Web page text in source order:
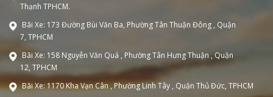
Thạnh TPHCM.
Bãi Xe: 173 Đường Bùi Văn Ba, Phường Tân Thuận Đông , Quận
7, TPHCM
Bãi Xe: 158 Nguyễn Văn Quá , Phường Tân Hưng Thuận , Quận
12, TPHCM
Bãi Xe: 1170 Kha Vạn Cân , Phường Linh Tây , Quận Thủ Đức, TPHCM